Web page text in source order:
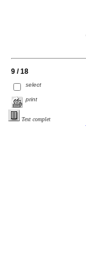
9 / 18
select
print
Text complet